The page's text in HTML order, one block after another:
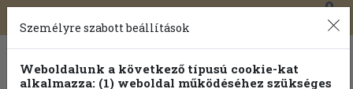
Toggle
navigation
0
Személyre szabott beállítások
Weboldalunk a következő típusú cookie-kat
alkalmazza: (1) weboldal működéséhez szükséges